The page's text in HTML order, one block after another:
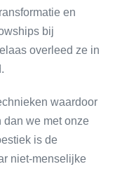
en
bij
overleed ze in
waardoor
dan we met onze
is de
niet-menselijke